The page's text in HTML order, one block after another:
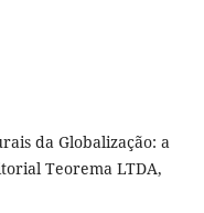
da Globalização: a
Teorema LTDA,